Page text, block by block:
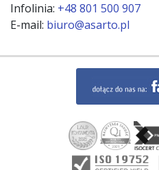
Infolinia: +48 801 500 907
E-mail: biuro@asarto.pl